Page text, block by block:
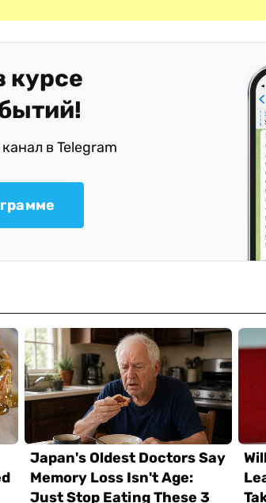
курсе
в Telegram